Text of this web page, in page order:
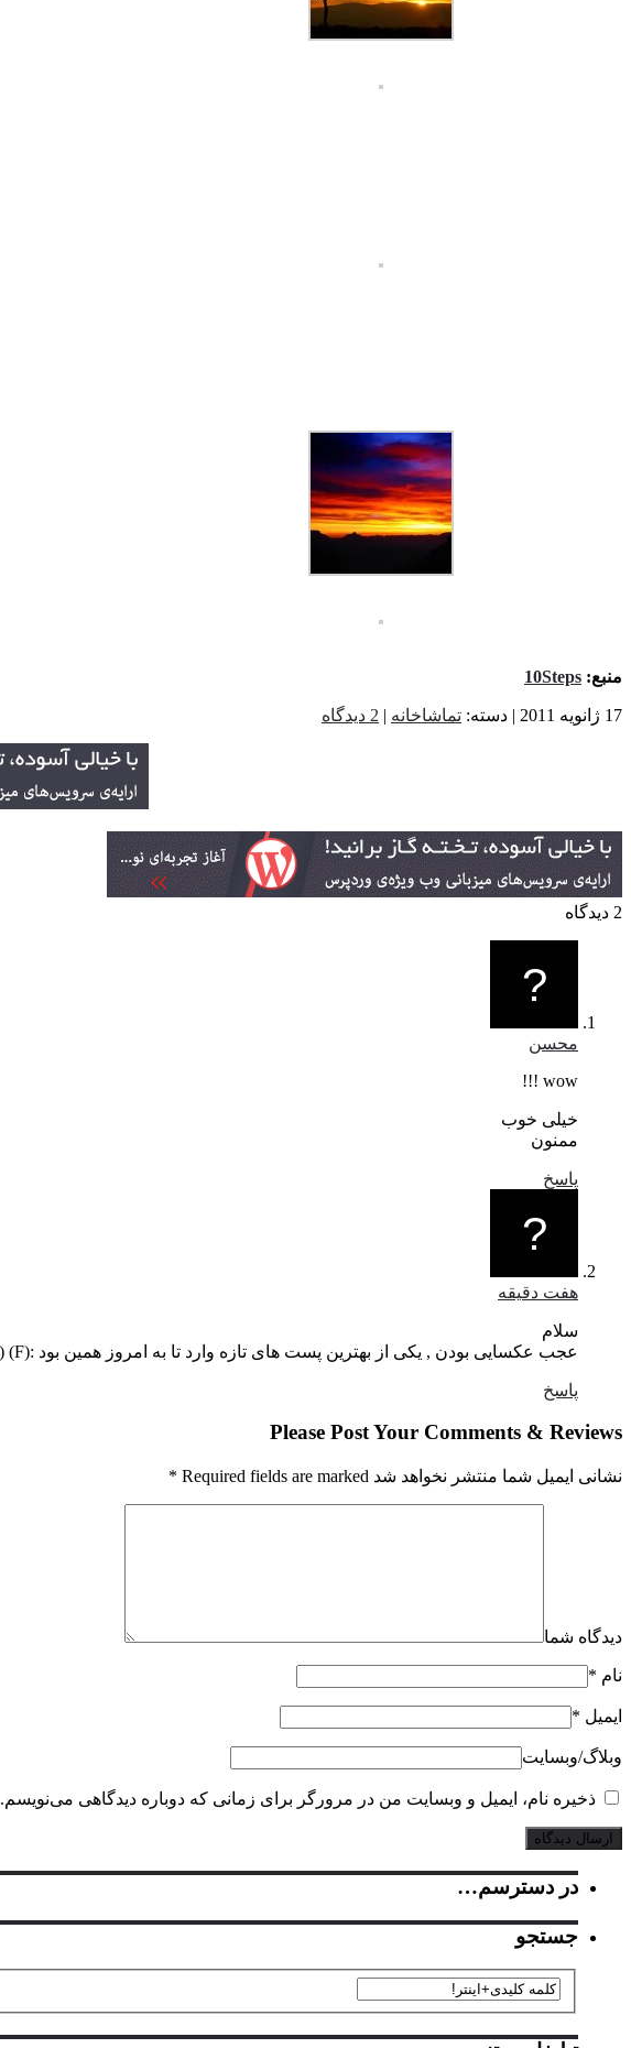
منبع: 10Steps
17 ژانویه 2011 | دسته: تماشاخانه | 2 دیدگاه
2 دیدگاه
محسن
wow !!!
خیلی خوب
ممنون
پاسخ
هفت دقیقه
سلام
عجب عکسایی بودن , یکی از بهترین پست های تازه وارد تا به امروز همین بود :o) (F)
پاسخ
Please Post Your Comments & Reviews
نشانی ایمیل شما منتشر نخواهد شد Required fields are marked *
دیدگاه شما
نام *
ایمیل *
وبلاگ‌/‌وبسایت
ذخیره نام، ایمیل و وبسایت من در مرورگر برای زمانی که دوباره دیدگاهی می‌نویسم.
در دسترسم…
جستجو